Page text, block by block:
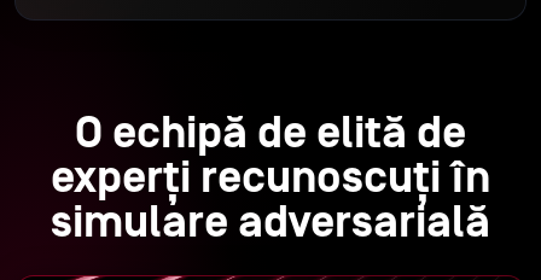
O echipă de elită de
experți recunoscuți în
simulare adversarială